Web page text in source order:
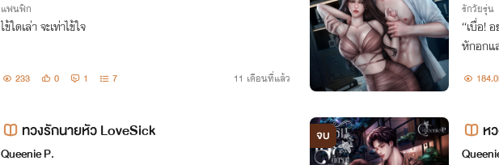
แฟนฟิก
ไข้ใดเล่า จะเท่าไข้ใจ
233 0 1 7 11 เดือนที่แล้ว
รักวัยรุ่น
“เบื่อ!
หักอกแ
ทวงรักนายหัว LoveSick
Queenie P.
จบ ห